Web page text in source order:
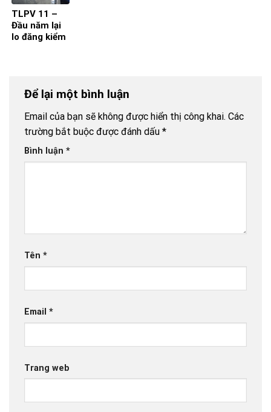
TLPV 11 –
Đầu năm lại
lo đăng kiểm
Để lại một bình luận
Email của bạn sẽ không được hiển thị công khai. Các
trường bắt buộc được đánh dấu *
Bình luận *
Tên *
Email *
Trang web